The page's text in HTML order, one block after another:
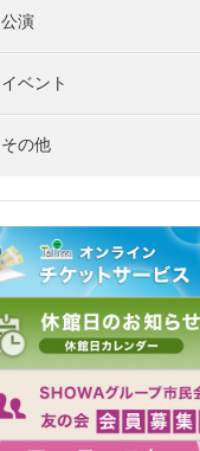
公演
イベント
その他